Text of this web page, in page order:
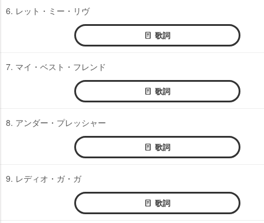
6. レット・ミー・リヴ
歌詞
7. マイ・ベスト・フレンド
歌詞
8. アンダー・プレッシャー
歌詞
9. レディオ・ガ・ガ
歌詞